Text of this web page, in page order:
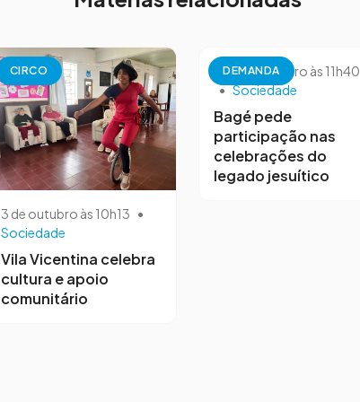
CIRCO
3 de outubro às 10h13 •
Sociedade
Vila Vicentina celebra
cultura e apoio
comunitário
DEMANDA
26 de setembro às 11h40
• Sociedade
Bagé pede
participação nas
celebrações do
legado jesuítico